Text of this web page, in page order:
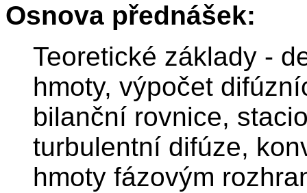
Osnova přednášek:
Teoretické základy -
hmoty, výpočet
bilanční rovnice,
turbulentní difúze,
hmoty fázovým